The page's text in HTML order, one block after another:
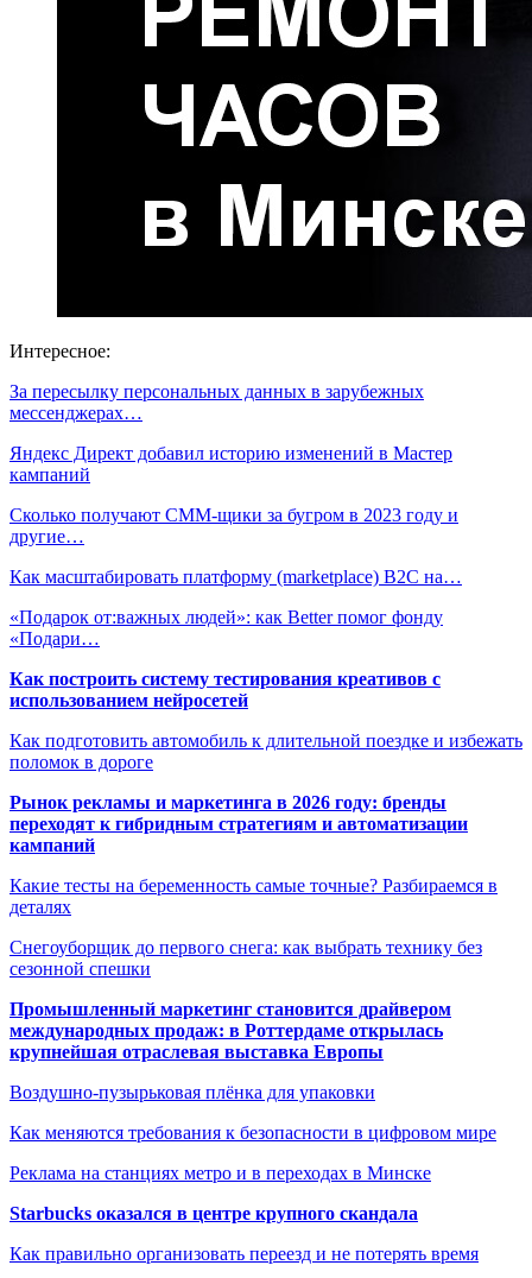
Интересное:
За пересылку персональных данных в зарубежных
мессенджерах…
Яндекс Директ добавил историю изменений в Мастер
кампаний
Сколько получают СММ-щики за бугром в 2023 году и
другие…
Как масштабировать платформу (marketplace) B2C на…
«Подарок от:важных людей»: как Better помог фонду
«Подари…
Как построить систему тестирования креативов с
использованием нейросетей
Как подготовить автомобиль к длительной поездке и избежать
поломок в дороге
Рынок рекламы и маркетинга в 2026 году: бренды
переходят к гибридным стратегиям и автоматизации
кампаний
Какие тесты на беременность самые точные? Разбираемся в
деталях
Снегоуборщик до первого снега: как выбрать технику без
сезонной спешки
Промышленный маркетинг становится драйвером
международных продаж: в Роттердаме открылась
крупнейшая отраслевая выставка Европы
Воздушно-пузырьковая плёнка для упаковки
Как меняются требования к безопасности в цифровом мире
Реклама на станциях метро и в переходах в Минске
Starbucks оказался в центре крупного скандала
Как правильно организовать переезд и не потерять время